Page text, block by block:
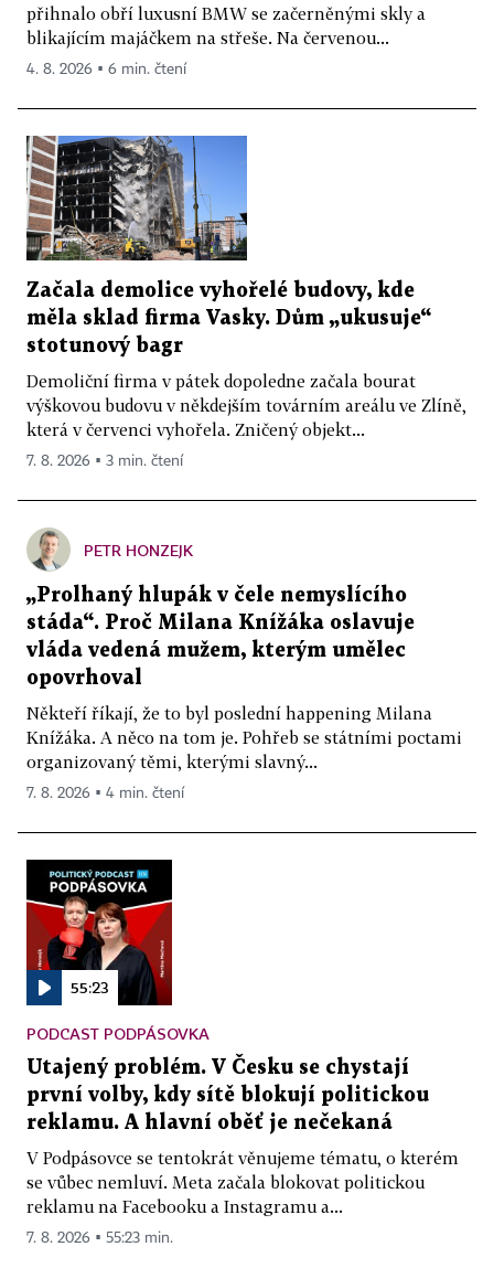
přihnalo obří luxusní BMW se začerněnými skly a
blikajícím majáčkem na střeše. Na červenou...
4. 8. 2026 ▪ 6 min. čtení
Začala demolice vyhořelé budovy, kde
měla sklad firma Vasky. Dům „ukusuje“
stotunový bagr
Demoliční firma v pátek dopoledne začala bourat
výškovou budovu v někdejším továrním areálu ve Zlíně,
která v červenci vyhořela. Zničený objekt...
7. 8. 2026 ▪ 3 min. čtení
PETR HONZEJK
„Prolhaný hlupák v čele nemyslícího
stáda“. Proč Milana Knížáka oslavuje
vláda vedená mužem, kterým umělec
opovrhoval
Někteří říkají, že to byl poslední happening Milana
Knížáka. A něco na tom je. Pohřeb se státními poctami
organizovaný těmi, kterými slavný...
7. 8. 2026 ▪ 4 min. čtení
55:23
PODCAST PODPÁSOVKA
Utajený problém. V Česku se chystají
první volby, kdy sítě blokují politickou
reklamu. A hlavní oběť je nečekaná
V Podpásovce se tentokrát věnujeme tématu, o kterém
se vůbec nemluví. Meta začala blokovat politickou
reklamu na Facebooku a Instagramu a...
7. 8. 2026 ▪ 55:23 min.